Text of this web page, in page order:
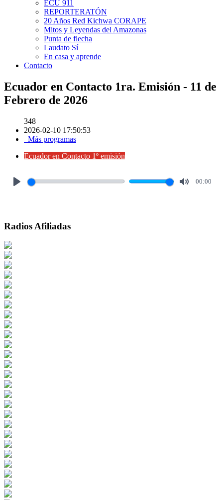
ECU 911
REPORTERATÓN
20 Años Red Kichwa CORAPE
Mitos y Leyendas del Amazonas
Punta de flecha
Laudato Sí
En casa y aprende
Contacto
Ecuador en Contacto 1ra. Emisión - 11 de
Febrero de 2026
348
2026-02-10 17:50:53
Más programas
Ecuador en Contacto 1º emisión
00:00
Radios Afiliadas